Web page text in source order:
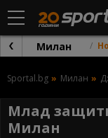
Милан
Sportal.bg Милан
Млад
Милан